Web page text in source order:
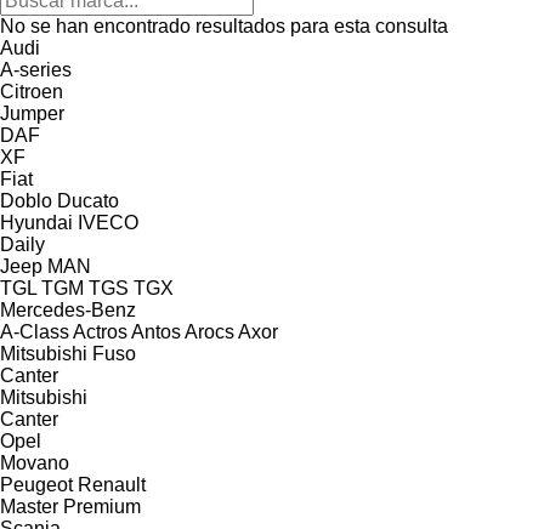
No se han encontrado resultados para esta consulta
Audi
A-series
Citroen
Jumper
DAF
XF
Fiat
Doblo Ducato
Hyundai IVECO
Daily
Jeep MAN
TGL TGM TGS TGX
Mercedes-Benz
A-ClassActrosAntosArocsAxor
Mitsubishi Fuso
Canter
Mitsubishi
Canter
Opel
Movano
Peugeot Renault
Master Premium